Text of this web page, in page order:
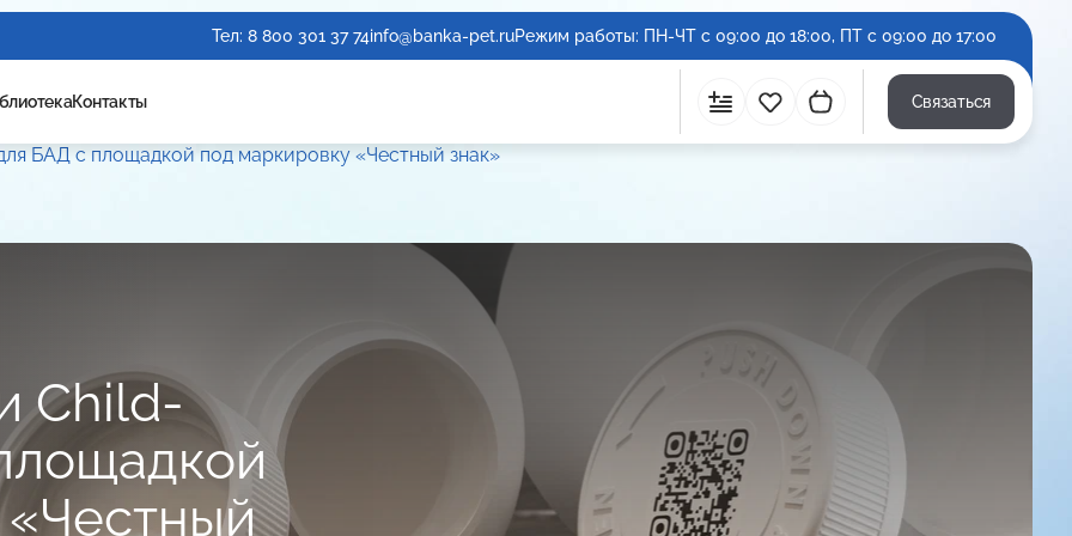
Тел: 8 800 301 37 74info@banka-pet.ruРежим работы: ПН-ЧТ с 09:00 до 18:00, ПТ с 09:00 до 17:00
Контакты СравнитьИзбранное
Корзина Связаться
БАД с площадкой под маркировку «Честный знак»
Child-